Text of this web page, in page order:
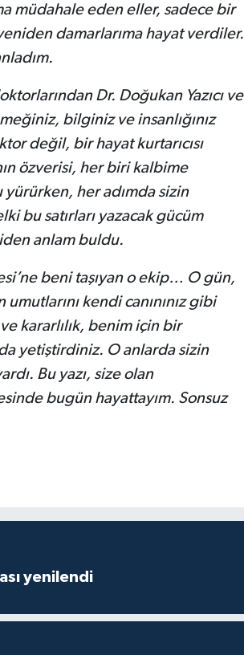
müdahale eden eller, sadece bir
damarlarıma hayat verdiler.
Dr. Doğukan Yazıcı ve
bilginiz ve insanlığınız
değil, bir hayat kurtarıcısı
özverisi, her biri kalbime
her adımda sizin
bu satırları yazacak gücüm
anlam buldu.
beni taşıyan o ekip… O gün,
kendi canınınız gibi
kararlılık, benim için bir
yetiştirdiniz. O anlarda sizin
Bu yazı, size olan
bugün hayattayım. Sonsuz
yenilendi